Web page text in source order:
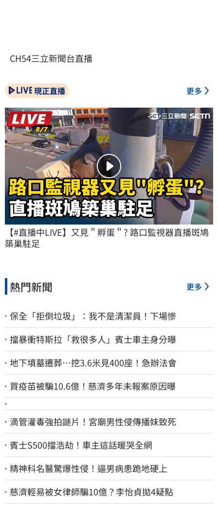
CH54三立新聞台直播
現正直播 更多
【#直播中LIVE】又見＂孵蛋＂? 路口監視器直播斑鳩
築巢駐足
熱門新聞 更多
保全「拒倒垃圾」：我不是清潔員！下場慘
擋暴衝特斯拉「救很多人」賓士車主身分曝
地下墳墓遷葬…挖3.6米見400座！急辦法會
買疫苗被騙10.6億！慈濟多年未報案原因曝
滴管灌毒強拍謎片！宮廟男性侵傳播妹致死
賓士S500擋浩劫！車主這話暖哭全網
精神科名醫驚爆性侵！逼男病患跪地硬上
慈濟輕易被女律師騙10億？李怡貞拋4疑點